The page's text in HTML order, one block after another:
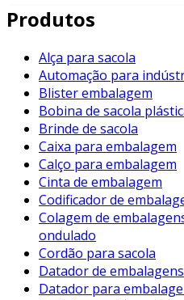
Sustentabilidade
geralmente é
renováveis e é
Reutilização e
embalagem de papel
diversas vezes,
Personalização: As
em papel permitem
efetiva, aumentando a
produto.
Leveza e Resistência:
resistente o suficiente
diferentes tipos de
tempo em que é leve.
Produtos
Alça para sacola
Automação para
Blister embalagem
Bobina de sacola
Brinde de sacola
Caixa para embalagem
Calço para embalagem
Cinta de embalagem
Codificador de
Colagem de
ondulado
Cordão para sacola
Datador de embalagens
Datador para